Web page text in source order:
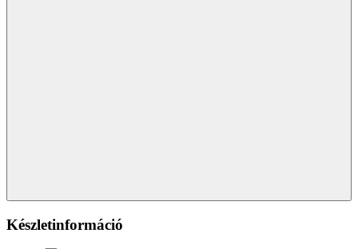
Készletinformáció